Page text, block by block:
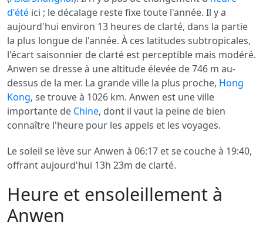
d'été ici ; le décalage reste fixe toute l'année. Il y a
aujourd'hui environ 13 heures de clarté, dans la partie
la plus longue de l'année. À ces latitudes subtropicales,
l'écart saisonnier de clarté est perceptible mais modéré.
Anwen se dresse à une altitude élevée de 746 m au-
dessus de la mer. La grande ville la plus proche, Hong
Kong, se trouve à 1026 km. Anwen est une ville
importante de Chine, dont il vaut la peine de bien
connaître l'heure pour les appels et les voyages.
Le soleil se lève sur Anwen à 06:17 et se couche à 19:40,
offrant aujourd'hui 13h 23m de clarté.
Heure et ensoleillement à
Anwen